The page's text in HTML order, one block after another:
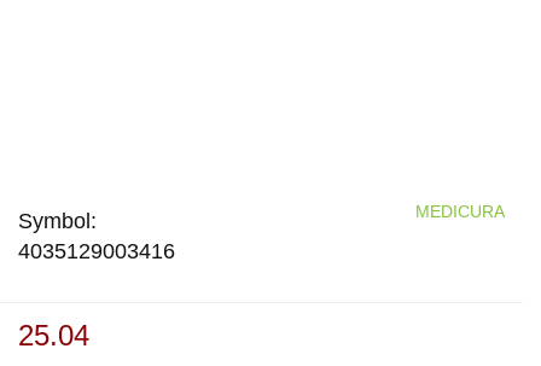
Symbol:
4035129003416
MEDICURA
25.04